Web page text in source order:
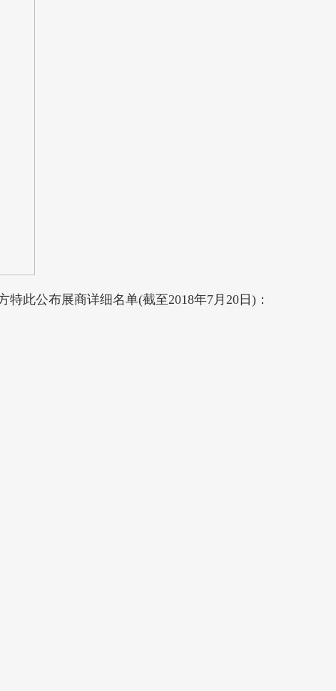
此公布展商详细名单(截至2018年7月20日)：